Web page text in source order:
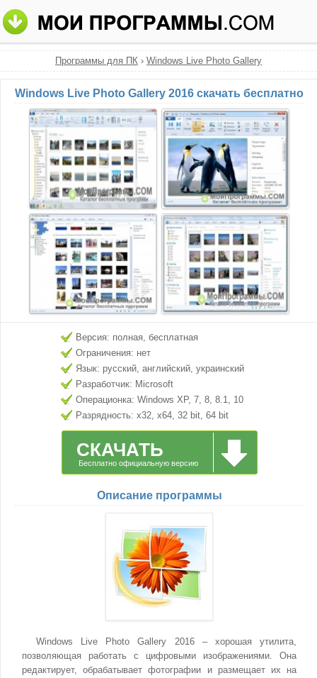
Программы для ПК › Windows Live Photo Gallery
Windows Live Photo Gallery 2016 скачать бесплатно
Версия: полная, бесплатная
Ограничения: нет
Язык: русский, английский, украинский
Разработчик: Microsoft
Операционка: Windows XP, 7, 8, 8.1, 10
Разрядность: x32, x64, 32 bit, 64 bit
СКАЧАТЬ
Бесплатно официальную версию
Описание программы
Windows Live Photo Gallery 2016 – хорошая утилита,
позволяющая работать с цифровыми изображениями. Она
редактирует, обрабатывает фотографии и размещает их на